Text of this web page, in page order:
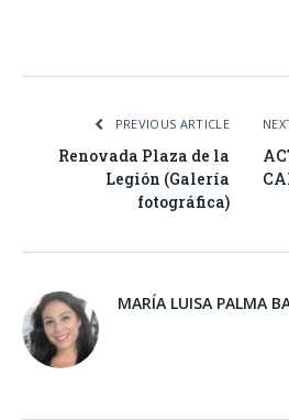
PREVIOUS ARTICLE
Renovada Plaza de la
Legión (Galería
fotográfica)
MARÍA LUISA PALMA